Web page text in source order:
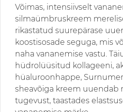
Võimas, intensiivselt
silmaümbruskreem
rikastatud suurepärase
koostisosade seguga, mis
naha vananemise vastu.
hüdrolüüsitud kollageeni,
hüaluroonhappe,
sheavõiga kreem uuendab
tugevust, taastades